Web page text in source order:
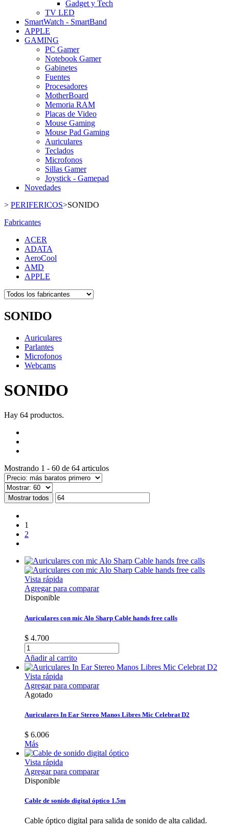
Gadget y Tech
TV LED
SmartWatch - SmartBand
APPLE
GAMING
PC Gamer
Notebook Gamer
Gabinetes
Fuentes
Procesadores
MotherBoard
Memoria RAM
Placas de Video
Mouse Gaming
Mouse Pad Gaming
Auriculares
Teclados
Microfonos
Sillas Gamer
Joystick - Gamepad
Novedades
> PERIFERICOS>SONIDO
Fabricantes
ACER
ADATA
AeroCool
AMD
APPLE
SONIDO
Auriculares
Parlantes
Microfonos
Webcams
SONIDO
Hay 64 productos.
Mostrando 1 - 60 de 64 articulos
Mostrar todos
1
2
Vista rápida
Agregar para comparar
Disponible
Auriculares con mic Alo Sharp Cable hands free calls
$ 4.700
Añadir al carrito
Vista rápida
Agregar para comparar
Agotado
Auriculares In Ear Stereo Manos Libres Mic Celebrat D2
$ 6.006
Más
Vista rápida
Agregar para comparar
Disponible
Cable de sonido digital óptico 1.5m
Cable óptico digital para salida de sonido de alta calidad.